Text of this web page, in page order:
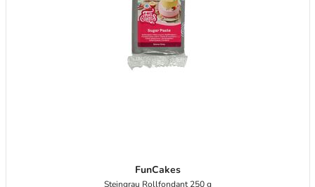
FunCakes
Steingrau Rollfondant 250 g